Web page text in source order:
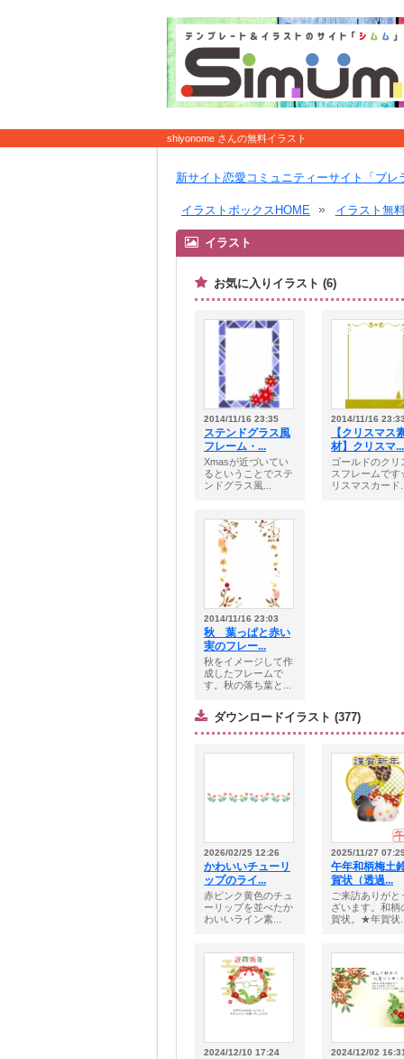
shiyonome さんの無料イラスト
新サイト恋愛コミュニティーサイト「ブレ
イラストボックスHOME イラスト無
イラスト
お気に入りイラスト (6)
2014/11/16 23:35
ステンドグラス風
フレーム・...
Xmasが近づいてい
るということでステ
ンドグラス風...
2014/11/16
【クリスマス
材】クリスマ...
ゴールドのクリ
スフレームで
リスマスカード
2014/11/16 23:03
秋 葉っぱと赤い
実のフレー...
秋をイメージして作
成したフレームで
す。秋の落ち葉と...
ダウンロードイラスト (377)
2026/02/25 12:26
かわいいチューリ
ップのライ...
赤ピンク黄色のチュ
ーリップを並べたか
わいいライン素...
2025/11/27
午年和柄梅土
賀状（透過...
ご来訪ありがと
ざいます。和柄
賀状。★年賀状
2024/12/10 17:24 2024/12/02